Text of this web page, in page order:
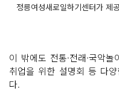
정릉여성새로일하기센터가 제
이 밖에도 전통·전래·국악
취업을 위한 설명회 등 다
다.